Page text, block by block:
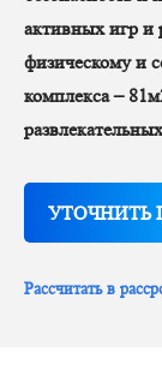
активных игр и
физическому и
комплекса –
УТОЧНИТЬ
Рассчитать в